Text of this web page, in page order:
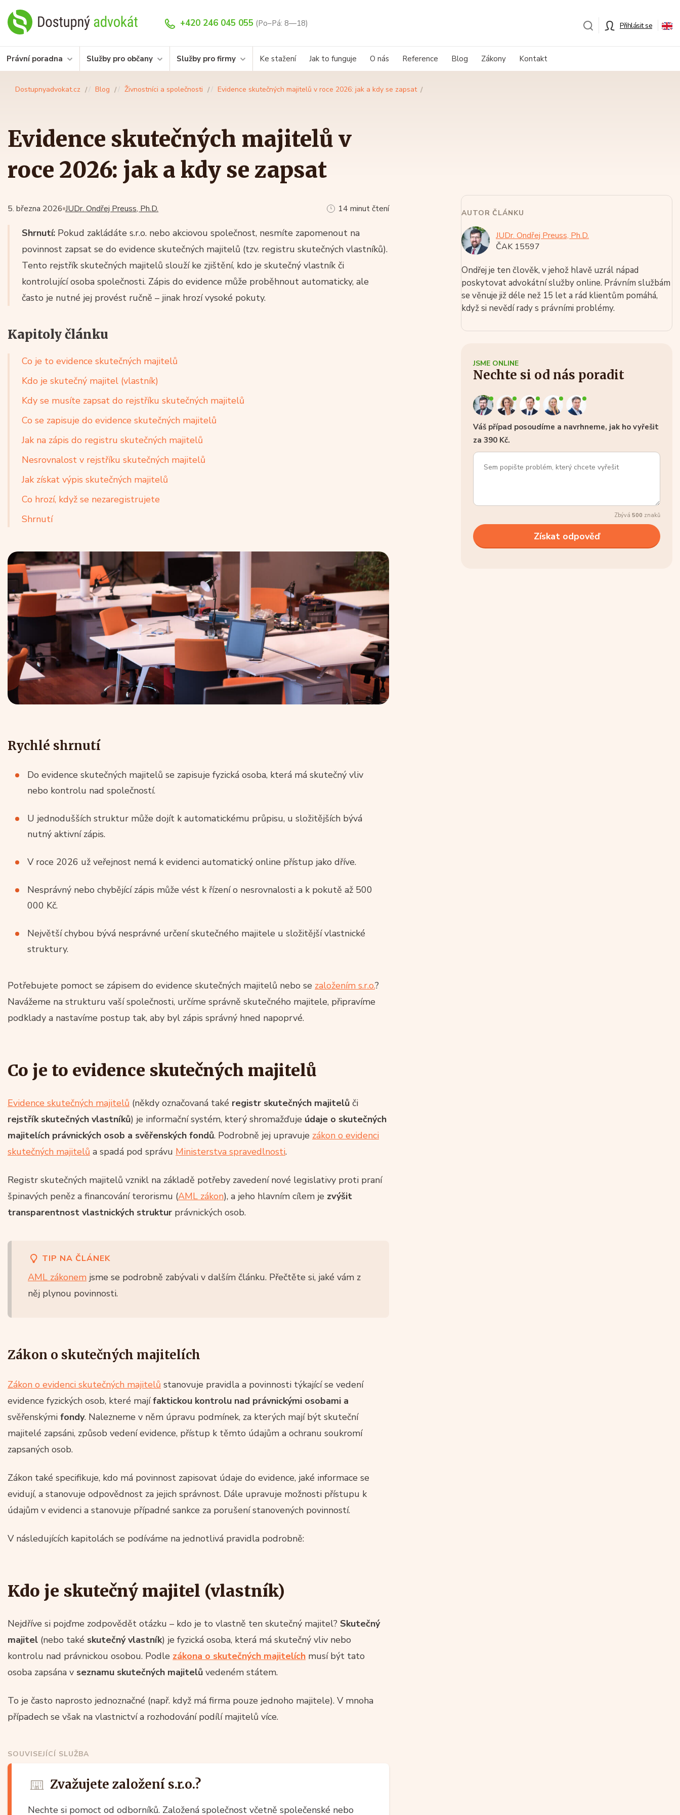
+420 246 045 055 (Po–Pá: 8—18) Přihlásit se
Právní poradna Služby pro občany Služby pro firmy Ke stažení Jak to funguje O nás Reference Blog Zákony Kontakt
Dostupnyadvokat.cz Blog Živnostníci a společnosti Evidence skutečných majitelů v roce 2026: jak a kdy se zapsat
Evidence skutečných majitelů v
roce 2026: jak a kdy se zapsat
JUDr. Ondřej Preuss, Ph.D.
5. března 2026 14 minut čtení
Shrnutí: Pokud zakládáte s.r.o. nebo akciovou společnost, nesmíte zapomenout na
povinnost zapsat se do evidence skutečných majitelů (tzv. registru skutečných vlastníků).
Tento rejstřík skutečných majitelů slouží ke zjištění, kdo je skutečný vlastník či
kontrolující osoba společnosti. Zápis do evidence může proběhnout automaticky, ale
často je nutné jej provést ručně – jinak hrozí vysoké pokuty.
Kapitoly článku
Co je to evidence skutečných majitelů
Kdo je skutečný majitel (vlastník)
Kdy se musíte zapsat do rejstříku skutečných majitelů
Co se zapisuje do evidence skutečných majitelů
Jak na zápis do registru skutečných majitelů
Nesrovnalost v rejstříku skutečných majitelů
Jak získat výpis skutečných majitelů
Co hrozí, když se nezaregistrujete
Shrnutí
Rychlé shrnutí
Do evidence skutečných majitelů se zapisuje fyzická osoba, která má skutečný vliv
nebo kontrolu nad společností.
U jednodušších struktur může dojít k automatickému průpisu, u složitějších bývá
nutný aktivní zápis.
V roce 2026 už veřejnost nemá k evidenci automatický online přístup jako dříve.
Nesprávný nebo chybějící zápis může vést k řízení o nesrovnalosti a k pokutě až 500
000 Kč.
Největší chybou bývá nesprávné určení skutečného majitele u složitější vlastnické
struktury.
Potřebujete pomoct se zápisem do evidence skutečných majitelů nebo se založením s.r.o.?
Navážeme na strukturu vaší společnosti, určíme správně skutečného majitele, připravíme
podklady a nastavíme postup tak, aby byl zápis správný hned napoprvé.
Co je to evidence skutečných majitelů
Evidence skutečných majitelů (někdy označovaná také registr skutečných majitelů či
rejstřík skutečných vlastníků) je informační systém, který shromažďuje údaje o skutečných
majitelích právnických osob a svěřenských fondů. Podrobně jej upravuje zákon o evidenci
skutečných majitelů a spadá pod správu Ministerstva spravedlnosti.
Registr skutečných majitelů vznikl na základě potřeby zavedení nové legislativy proti praní
špinavých peněz a financování terorismu (AML zákon), a jeho hlavním cílem je zvýšit
transparentnost vlastnických struktur právnických osob.
TIP NA ČLÁNEK
AML zákonem jsme se podrobně zabývali v dalším článku. Přečtěte si, jaké vám z
něj plynou povinnosti.
Zákon o skutečných majitelích
Zákon o evidenci skutečných majitelů stanovuje pravidla a povinnosti týkající se vedení
evidence fyzických osob, které majífaktickou kontrolu nad právnickými osobami a
svěřenskými fondy. Nalezneme v něm úpravu podmínek, za kterých mají být skuteční
majitelé zapsáni, způsob vedení evidence, přístup k těmto údajům a ochranu soukromí
zapsaných osob.
Zákon také specifikuje, kdo má povinnost zapisovat údaje do evidence, jaké informace se
evidují, a stanovuje odpovědnost za jejich správnost. Dále upravuje možnosti přístupu k
údajům v evidenci a stanovuje případné sankce za porušení stanovených povinností.
V následujících kapitolách se podíváme na jednotlivá pravidla podrobně:
Kdo je skutečný majitel (vlastník)
Nejdříve si pojďme zodpovědět otázku – kdo je to vlastně ten skutečný majitel? Skutečný
majitel (nebo také skutečný vlastník) je fyzická osoba, která má skutečný vliv nebo
kontrolu nad právnickou osobou. Podle zákona o skutečných majitelích musí být tato
osoba zapsána v seznamu skutečných majitelů vedeném státem.
To je často naprosto jednoznačné (např. když má firma pouze jednoho majitele). V mnoha
případech se však na vlastnictví a rozhodování podílí majitelů více.
SOUVISEJÍCÍ SLUŽBA
Zvažujete založení s.r.o.?
Nechte si pomoct od odborníků. Založená společnost včetně společenské nebo
AUTOR ČLÁNKU
JUDr. Ondřej Preuss, Ph.D.
ČAK 15597
Ondřej je ten člověk, v jehož hlavě uzrál nápad
poskytovat advokátní služby online. Právním službám
se věnuje již déle než 15 let a rád klientům pomáhá,
když si nevědí rady s právními problémy.
JSME ONLINE
Nechte si od nás poradit
Váš případ posoudíme a navrhneme, jak ho vyřešit
za 390 Kč.
Zbývá 500 znaků